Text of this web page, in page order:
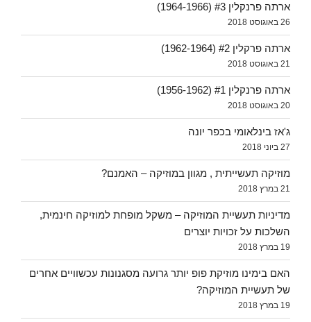
ארתה פרנקלין #3 (1964-1966)
26 באוגוסט 2018
ארתה פרקלין #2 (1962-1964)
21 באוגוסט 2018
ארתה פרנקלין #1 (1956-1962)
20 באוגוסט 2018
ג'אז בינלאומי בכפר יונה
27 ביוני 2018
מוזיקה תעשייתית , מגוון במוזיקה – האמנם?
21 במרץ 2018
מדיניות תעשיית המוזיקה – משקל מופחת למוזיקה חינמית,
השלכות על זכויות יוצרים
19 במרץ 2018
האם בימינו מוזיקת פופ יותר גרועה מסגנונות עכשוויים אחרים
של תעשיית המוזיקה?
19 במרץ 2018